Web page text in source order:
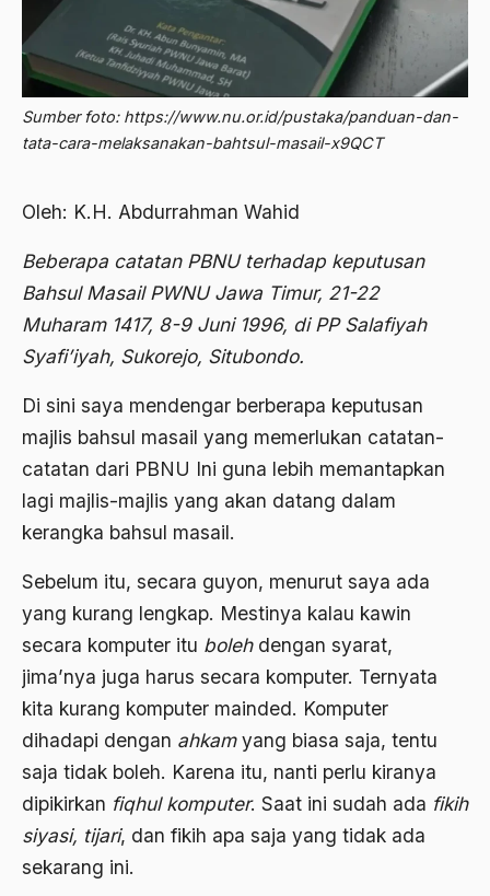
Sumber foto: https://www.nu.or.id/pustaka/panduan-dan-
tata-cara-melaksanakan-bahtsul-masail-x9QCT
Oleh: K.H. Abdurrahman Wahid
Beberapa catatan PBNU terhadap keputusan
Bahsul Masail PWNU Jawa Timur, 21-22
Muharam 1417, 8-9 Juni 1996, di PP Salafiyah
Syafi’iyah, Sukorejo, Situbondo.
Di sini saya mendengar berberapa keputusan
majlis bahsul masail yang memerlukan catatan-
catatan dari PBNU Ini guna lebih memantapkan
lagi majlis-majlis yang akan datang dalam
kerangka bahsul masail.
Sebelum itu, secara guyon, menurut saya ada
yang kurang lengkap. Mestinya kalau kawin
secara komputer itu bolehdengan syarat,
jima’nya juga harus secara komputer. Ternyata
kita kurang komputer mainded. Komputer
dihadapi dengan ahkamyang biasa saja, tentu
saja tidak boleh. Karena itu, nanti perlu kiranya
dipikirkan fiqhul komputer. Saat ini sudah ada fikih
siyasi, tijari, dan fikih apa saja yang tidak ada
sekarang ini.
2015
2014
2013
2012
2010
2009
2008
2005
2004
2003
2001
1999
1998
1996
1995
Abad 21
Abad Modern
Abd. Moqsith Ghazali
Abdi Masyarakat
Abdullah Sungkar
Abdurrahman Addakhil
Abolisi
Aboulhasan Bani Sadr
abri
Abu Hanifah
abu jihad
Abu Sangkan
Abu Zayd
Aceh
Ad-daulah